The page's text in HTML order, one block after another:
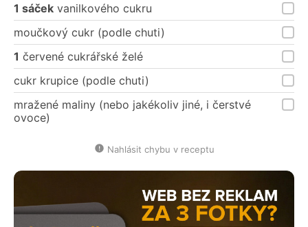
1 sáček vanilkového cukru
moučkový cukr (podle chuti)
1 červené cukrářské želé
cukr krupice (podle chuti)
mražené maliny (nebo jakékoliv jiné, i čerstvé
ovoce)
Nahlásit chybu v receptu